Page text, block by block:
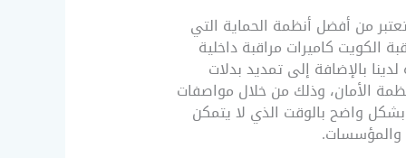
الكويت تعتبر من أفضل أنظمة الحماية التي
الكويت كاميرات مراقبة داخلية
بالإضافة إلى تمديد بدلات
الأمان، وذلك من خلال مواصفات
بشكل واضح بالوقت الذي لا يتمكن
والمؤسسات.